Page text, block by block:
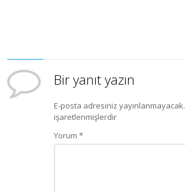
Bir yanıt yazın
E-posta adresiniz yayınlanmayacak.
işaretlenmişlerdir
Yorum*